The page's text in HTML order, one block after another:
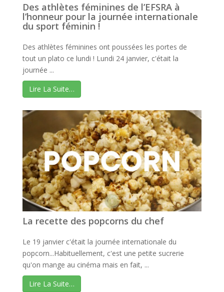
Des athlètes féminines de l’EFSRA à
l’honneur pour la journée internationale
du sport féminin !
Des athlètes féminines ont poussées les portes de
tout un plato ce lundi ! Lundi 24 janvier, c'était la
journée ...
Lire La Suite…
La recette des popcorns du chef
Le 19 janvier c'était la journée internationale du
popcorn...Habituellement, c'est une petite sucrerie
qu'on mange au cinéma mais en fait, ...
Lire La Suite…